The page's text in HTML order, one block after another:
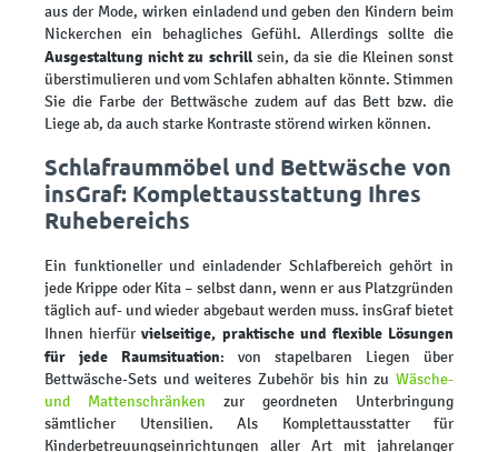
aus der Mode, wirken einladend und geben den Kindern beim
Nickerchen ein behagliches Gefühl. Allerdings sollte die
Ausgestaltung nicht zu schrillsein, da sie die Kleinen sonst
überstimulieren und vom Schlafen abhalten könnte. Stimmen
Sie die Farbe der Bettwäsche zudem auf das Bett bzw. die
Liege ab, da auch starke Kontraste störend wirken können.
Schlafraummöbel und Bettwäsche von
insGraf: Komplettausstattung Ihres
Ruhebereichs
Ein funktioneller und einladender Schlafbereich gehört in
jede Krippe oder Kita – selbst dann, wenn er aus Platzgründen
täglich auf- und wieder abgebaut werden muss. insGraf bietet
Ihnen hierfürvielseitige, praktische und flexible Lösungen
für jede Raumsituation: von stapelbaren Liegen über
Bettwäsche-Sets und weiteres Zubehör bis hin zu Wäsche-
und Mattenschränken zur geordneten Unterbringung
sämtlicher Utensilien. Als Komplettausstatter für
Kinderbetreuungseinrichtungen aller Art mit jahrelanger